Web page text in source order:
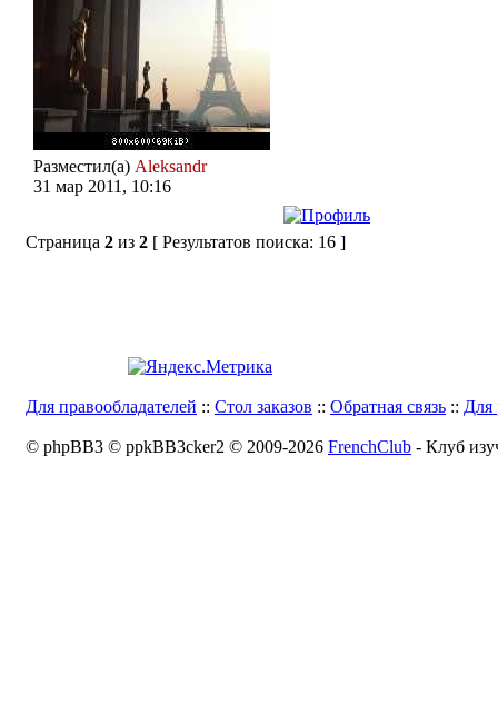
Разместил(а) Aleksandr
31 мар 2011, 10:16
Страница 2 из 2 [ Результатов поиска: 16 ]
Для правообладателей :: Стол заказов :: Обратная связь :: Для
© phpBB3 © ppkBB3cker2 © 2009-2026 FrenchClub - Клуб